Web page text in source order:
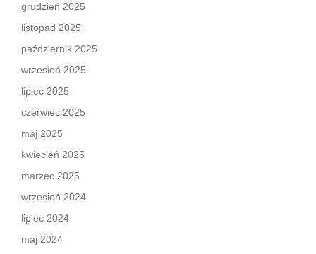
grudzień 2025
listopad 2025
październik 2025
wrzesień 2025
lipiec 2025
czerwiec 2025
maj 2025
kwiecień 2025
marzec 2025
wrzesień 2024
lipiec 2024
maj 2024